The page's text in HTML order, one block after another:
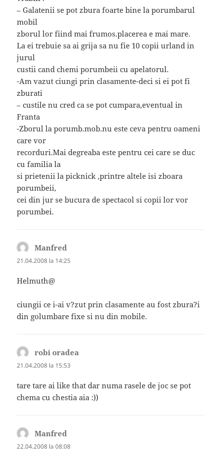
– Galatenii se pot zbura foarte bine la porumbarul
mobil
zborul lor fiind mai frumos.placerea e mai mare.
La ei trebuie sa ai grija sa nu fie 10 copii urland in
jurul
custii cand chemi porumbeii cu apelatorul.
-Am vazut ciungi prin clasamente-deci si ei pot fi
zburati
– custile nu cred ca se pot cumpara,eventual in
Franta
-Zborul la porumb.mob.nu este ceva pentru oameni
care vor
recorduri.Mai degreaba este pentru cei care se duc
cu familia la
si prietenii la picknick ,printre altele isi zboara
porumbeii,
cei din jur se bucura de spectacol si copii lor vor
porumbei.
Manfred
21.04.2008 la 14:25
Helmuth@
ciungii ce i-ai v?zut prin clasamente au fost zbura?i
din golumbare fixe si nu din mobile.
robi oradea
21.04.2008 la 15:53
tare tare ai like that dar numa rasele de joc se pot
chema cu chestia aia :))
Manfred
22.04.2008 la 08:08